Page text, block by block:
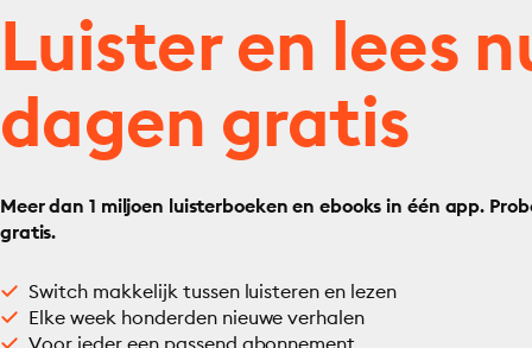
Luister en lees
dagen gratis
Meer dan 1 miljoen luisterboeken en ebooks in één app.
gratis.
Switch makkelijk tussen luisteren en lezen
Elke week honderden nieuwe verhalen
Voor ieder een passend abonnement